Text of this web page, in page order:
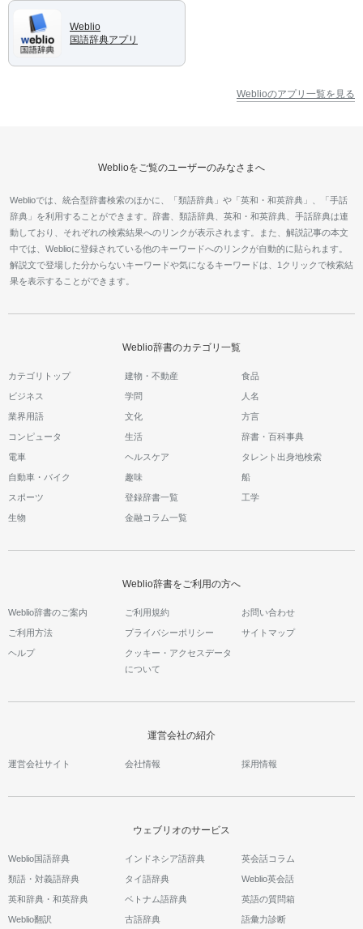
Weblio
国語辞典アプリ
Weblioのアプリ一覧を見る
Weblioをご覧のユーザーのみなさまへ
Weblioでは、統合型辞書検索のほかに、「類語辞典」や「英和・和英辞典」、「手話
辞典」を利用することができます。辞書、類語辞典、英和・和英辞典、手話辞典は連
動しており、それぞれの検索結果へのリンクが表示されます。また、解説記事の本文
中では、Weblioに登録されている他のキーワードへのリンクが自動的に貼られます。
解説文で登場した分からないキーワードや気になるキーワードは、1クリックで検索結
果を表示することができます。
Weblio辞書のカテゴリ一覧
カテゴリトップ 建物・不動産 食品
ビジネス 学問 人名
業界用語 文化 方言
コンピュータ 生活 辞書・百科事典
電車 ヘルスケア タレント出身地検索
自動車・バイク 趣味 船
スポーツ 登録辞書一覧 工学
生物 金融コラム一覧
Weblio辞書をご利用の方へ
Weblio辞書のご案内 ご利用規約 お問い合わせ
ご利用方法 プライバシーポリシー サイトマップ
ヘルプ
クッキー・アクセスデータ
について
運営会社の紹介
運営会社サイト 会社情報 採用情報
ウェブリオのサービス
Weblio国語辞典
類語・対義語辞典
英和辞典・和英辞典
Weblio翻訳
インドネシア語辞典
タイ語辞典
ベトナム語辞典
古語辞典
英会話コラム
Weblio英会話
英語の質問箱
語彙力診断